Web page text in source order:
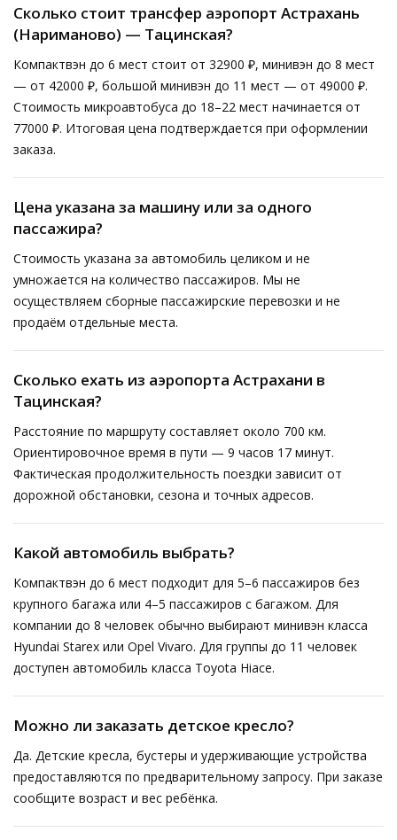
Сколько стоит трансфер аэропорт Астрахань
(Нариманово) — Тацинская?
Компактвэн до 6 мест стоит от 32900 ₽, минивэн до 8 мест
— от 42000 ₽, большой минивэн до 11 мест — от 49000 ₽.
Стоимость микроавтобуса до 18–22 мест начинается от
77000 ₽. Итоговая цена подтверждается при оформлении
заказа.
Цена указана за машину или за одного
пассажира?
Стоимость указана за автомобиль целиком и не
умножается на количество пассажиров. Мы не
осуществляем сборные пассажирские перевозки и не
продаём отдельные места.
Сколько ехать из аэропорта Астрахани в
Тацинская?
Расстояние по маршруту составляет около 700 км.
Ориентировочное время в пути — 9 часов 17 минут.
Фактическая продолжительность поездки зависит от
дорожной обстановки, сезона и точных адресов.
Какой автомобиль выбрать?
Компактвэн до 6 мест подходит для 5–6 пассажиров без
крупного багажа или 4–5 пассажиров с багажом. Для
компании до 8 человек обычно выбирают минивэн класса
Hyundai Starex или Opel Vivaro. Для группы до 11 человек
доступен автомобиль класса Toyota Hiace.
Можно ли заказать детское кресло?
Да. Детские кресла, бустеры и удерживающие устройства
предоставляются по предварительному запросу. При заказе
сообщите возраст и вес ребёнка.